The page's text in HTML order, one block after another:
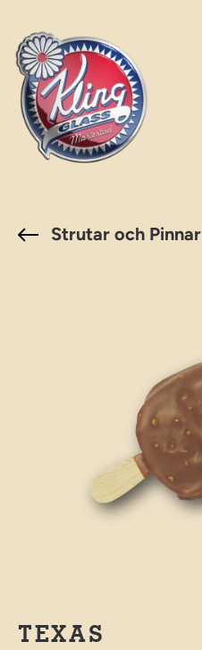
innehåll
Strutar och Pinnar
TEXAS